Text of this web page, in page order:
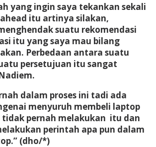
yang ingin saya tekankan sekali
itu artinya silakan,
suatu rekomendasi
itu yang saya mau bilang
Perbedaan antara suatu
persetujuan itu sangat
dalam proses ini tadi ada
menyuruh membeli laptop
tidak pernah melakukan itu dan
perintah apa pun dalam
(dho/*)